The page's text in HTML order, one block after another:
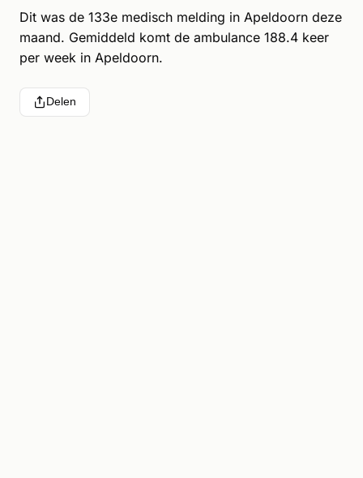
Dit was de 133e medisch melding in Apeldoorn deze
maand. Gemiddeld komt de ambulance 188.4 keer
per week in Apeldoorn.
Delen